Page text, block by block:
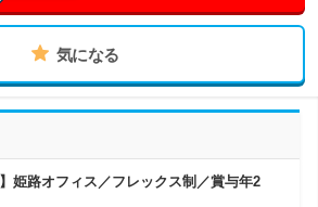
気になる
姫路オフィス／フレックス制／賞与年2